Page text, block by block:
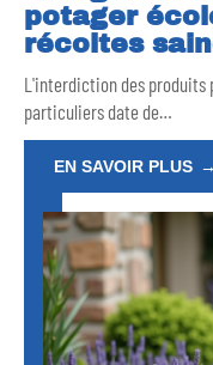
potager
récoltes
L'interdiction des produits
particuliers date de…
EN SAVOIR PLUS